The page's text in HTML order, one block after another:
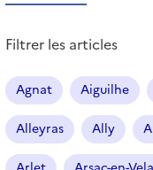
Filtrer les articles
Agnat Aiguilhe
Alleyras Ally